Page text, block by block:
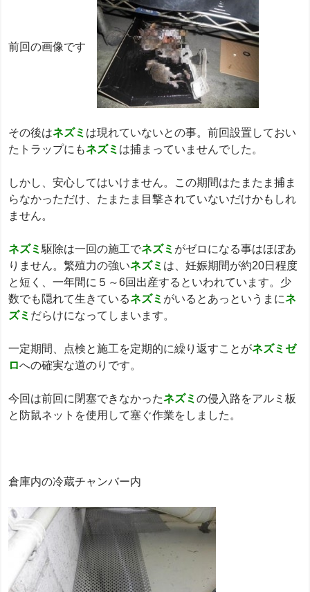
前回の画像です
その後はネズミ は現れていないとの事。前回設置しておい
たトラップにもネズミ は捕まっていませんでした。
しかし、安心してはいけません。この期間はたまたま捕ま
らなかっただけ、たまたま目撃されていないだけかもしれ
ません。
ネズミ駆除は一回の施工でネズミ がゼロになる事はほぼあ
りません。繁殖力の強いネズミ は、妊娠期間が約20日程度
と短く、一年間に５～6回出産するといわれています。少
数でも隠れて生きているネズミ がいるとあっというまにネ
ズミ だらけになってしまいます。
一定期間、点検と施工を定期的に繰り返すことがネズミゼ
ロへの確実な道のりです。
今回は前回に閉塞できなかったネズミの侵入路をアルミ板
と防鼠ネットを使用して塞ぐ作業をしました。
倉庫内の冷蔵チャンバー内